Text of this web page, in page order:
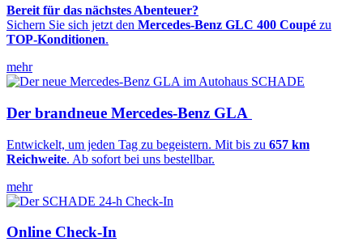
Bereit für das nächstes Abenteuer?
Sichern Sie sich jetzt den Mercedes-Benz GLC 400 Coupé zu
TOP-Konditionen.
mehr
Der brandneue Mercedes-Benz GLA
Entwickelt, um jeden Tag zu begeistern. Mit bis zu 657 km
Reichweite. Ab sofort bei uns bestellbar.
mehr
Online Check-In